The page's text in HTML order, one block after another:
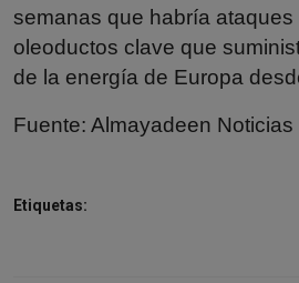
semanas que habría ataques
oleoductos clave que
de la energía de Europa
Fuente: Almayadeen Noticias
Etiquetas: